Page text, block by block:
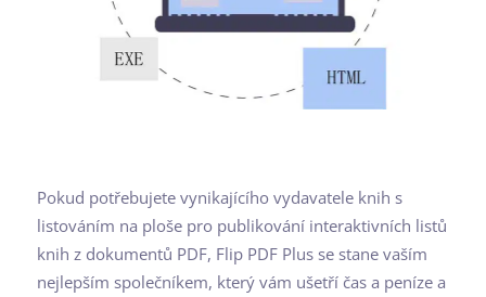
Pokud potřebujete vynikajícího vydavatele knih s
listováním na ploše pro publikování interaktivních listů
knih z dokumentů PDF, Flip PDF Plus se stane vaším
nejlepším společníkem, který vám ušetří čas a peníze a